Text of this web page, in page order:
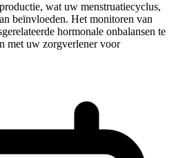
wat uw menstruatiecyclus,
beïnvloeden. Het monitoren van
hormonale onbalansen te
met uw zorgverlener voor